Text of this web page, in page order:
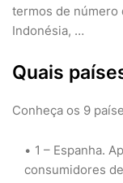
termos de número
Indonésia, …
Quais
Conheça os 9
1 – Espanha.
consumidores